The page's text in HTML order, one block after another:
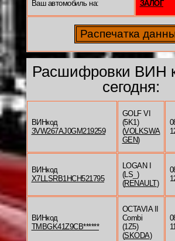
Ваш автомобиль на: ЗАЛОГ
Расшифровки ВИН
сегодня:
ВИНкод
3VW267AJ0GM219259
GOLF VI
(5K1)
(VOLKSWA
GEN)
ВИНкод
X7LLSRB1HCH521795
LOGAN I
(LS_)
(RENAULT)
ВИНкод
TMBGK41Z9CB******
OCTAVIA II
Combi
(1Z5)
(SKODA)